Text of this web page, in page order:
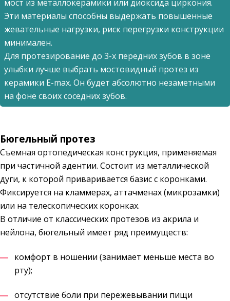
мост из металлокерамики или диоксида циркония.
Эти материалы способны выдержать повышенные
жевательные нагрузки, риск перегрузки конструкции
минимален.
Для протезирование до 3-х передних зубов в зоне
улыбки лучше выбрать мостовидный протез из
керамики E-max. Он будет абсолютно незаметными
на фоне своих соседних зубов.
Бюгельный протез
Съемная ортопедическая конструкция, применяемая
при частичной адентии. Состоит из металлической
дуги, к которой приваривается базис с коронками.
Фиксируется на кламмерах, аттачменах (микрозамки)
или на телескопических коронках.
В отличие от классических протезов из акрила и
нейлона, бюгельный имеет ряд преимуществ:
комфорт в ношении (занимает меньше места во
рту);
отсутствие боли при пережевывании пищи